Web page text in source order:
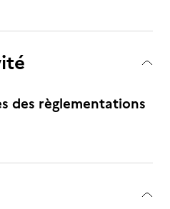
des règlementations